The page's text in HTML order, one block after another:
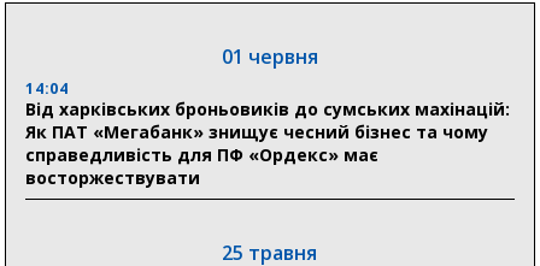
04 серпня
20:41
Пенсійний фонд Сумщини спрямував 0,2 млрд грн
на пенсії, страхові виплати та підтримку
прифронтових громад
03 серпня
01 червня
14:04
Від харківських броньовиків до сумських махінацій:
Як ПАТ «Мегабанк» знищує чесний бізнес та чому
справедливість для ПФ «Ордекс» має
восторжествувати
25 травня